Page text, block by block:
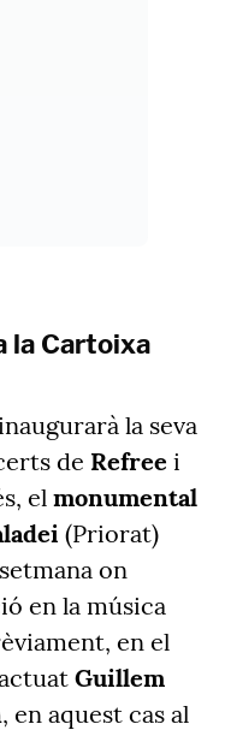
la Cartoixa
la seva
de Refree i
el monumental
(Priorat)
on
en la música
en el
Guillem
, en aquest cas al